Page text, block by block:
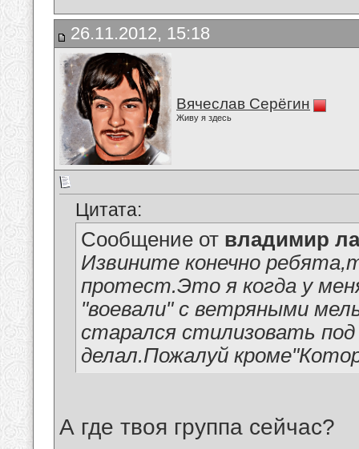
26.11.2012, 15:18
Вячеслав Серёгин
Живу я здесь
Цитата:
Сообщение от владимир
Извините конечно
протест.Это я когда у
"воевали" с ветряными
старался стилизовать под
делал.Пожалуй
А где твоя группа сейчас?